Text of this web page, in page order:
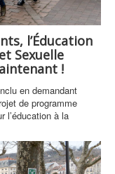
l’Éducation
Sexuelle
!
en demandant
de programme
l’éducation à la